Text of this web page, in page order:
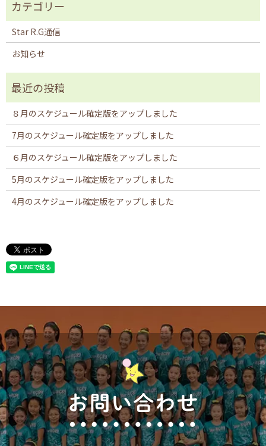
Star R.G通信
お知らせ
８月のスケジュール確定版をアップしました
7月のスケジュール確定版をアップしました
６月のスケジュール確定版をアップしました
5月のスケジュール確定版をアップしました
4月のスケジュール確定版をアップしました